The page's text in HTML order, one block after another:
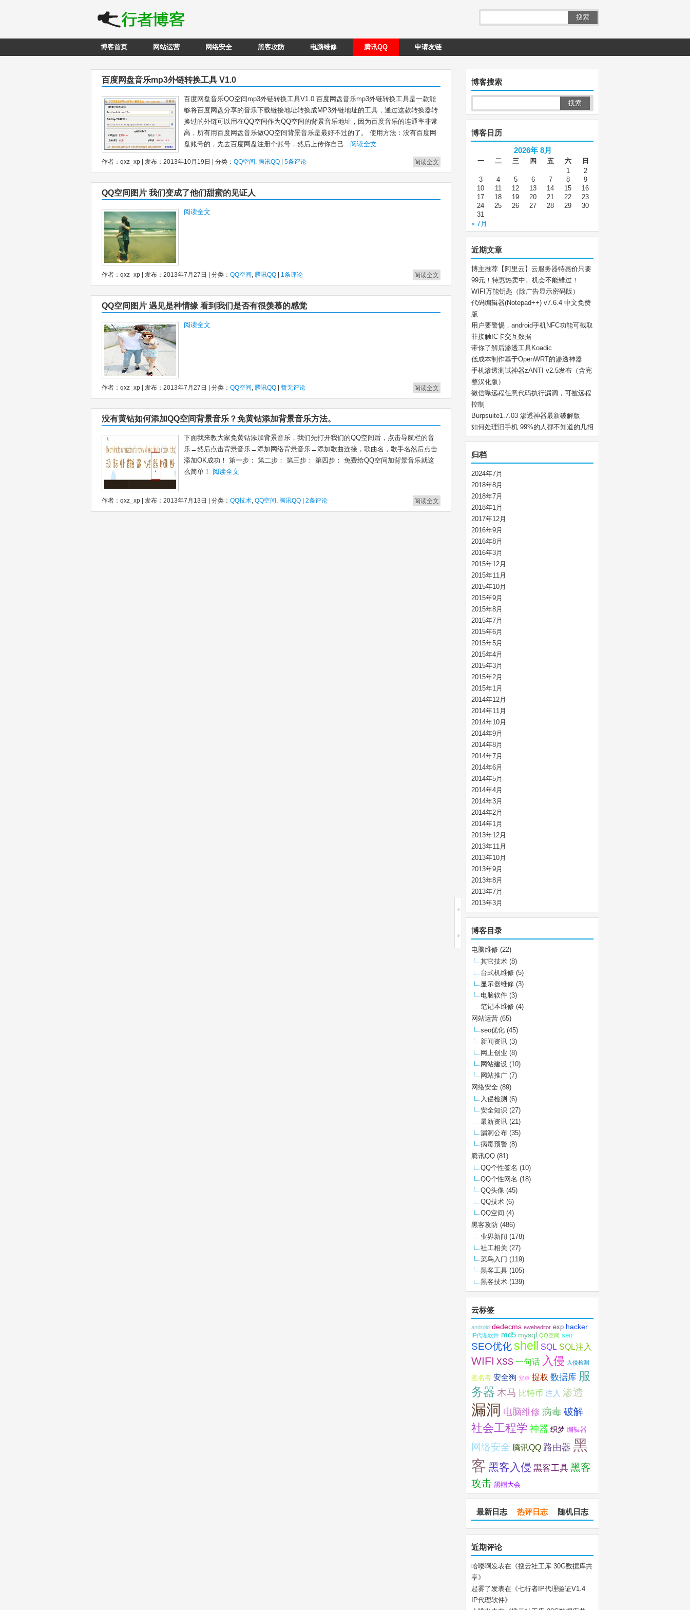
搜索
博客首页 网站运营 网络安全 黑客攻防 电脑维修 腾讯QQ 申请友链
百度网盘音乐mp3外链转换工具 V1.0
百度网盘音乐QQ空间mp3外链转换工具V1.0 百度网盘音乐mp3外链转换工具是一款能
够将百度网盘分享的音乐下载链接地址转换成MP3外链地址的工具，通过这款转换器转
换过的外链可以用在QQ空间作为QQ空间的背景音乐地址，因为百度音乐的连通率非常
高，所有用百度网盘音乐做QQ空间背景音乐是最好不过的了。 使用方法：没有百度网
盘账号的，先去百度网盘注册个账号，然后上传你自己...阅读全文
作者：qxz_xp | 发布：2013年10月19日 | 分类： QQ空间, 腾讯QQ 5条评论 阅读全文
QQ空间图片 我们变成了他们甜蜜的见证人
阅读全文
作者：qxz_xp | 发布：2013年7月27日 | 分类： QQ空间, 腾讯QQ 1条评论 阅读全文
QQ空间图片 遇见是种情缘 看到我们是否有很羡慕的感觉
阅读全文
作者：qxz_xp | 发布：2013年7月27日 | 分类： QQ空间, 腾讯QQ 暂无评论 阅读全文
没有黄钻如何添加QQ空间背景音乐？免黄钻添加背景音乐方法。
下面我来教大家免黄钻添加背景音乐，我们先打开我们的QQ空间后，点击导航栏的音
乐→然后点击背景音乐→添加网络背景音乐→添加歌曲连接，歌曲名，歌手名然后点击
添加OK成功！ 第一步： 第二步： 第三步： 第四步： 免费给QQ空间加背景音乐就这
么简单！ 阅读全文
作者：qxz_xp | 发布：2013年7月13日 | 分类： QQ技术, QQ空间, 腾讯QQ 2条评论 阅读全文
博客搜索
博客日历
2026年 8月
一 二 三 四 五 六
日
1
2
3
4 5 6 7 8
9
10
11 12 13 14 15
16
17
18 19 20 21 22
23
24
25 26 27 28 29
30
31
« 7月
近期文章
博主推荐【阿里云】云服务器特惠价只要
99元！特惠热卖中。机会不能错过！
WIFI万能钥匙（除广告显示密码版）
代码编辑器(Notepad++) v7.6.4 中文免费
版
用户要警惕，android手机NFC功能可截取
非接触IC卡交互数据
带你了解后渗透工具Koadic
低成本制作基于OpenWRT的渗透神器
手机渗透测试神器zANTI v2.5发布（含完
整汉化版）
微信曝远程任意代码执行漏洞，可被远程
控制
Burpsuite1.7.03 渗透神器最新破解版
如何处理旧手机 99%的人都不知道的几招
归档
2024年7月
2018年8月
2018年7月
2018年1月
2017年12月
2016年9月
2016年8月
2016年3月
2015年12月
2015年11月
2015年10月
2015年9月
2015年8月
2015年7月
2015年6月
2015年5月
2015年4月
2015年3月
2015年2月
2015年1月
2014年12月
2014年11月
2014年10月
2014年9月
2014年8月
2014年7月
2014年6月
2014年5月
2014年4月
2014年3月
2014年2月
2014年1月
2013年12月
2013年11月
2013年10月
2013年9月
2013年8月
2013年7月
2013年3月
博客目录
电脑维修 (22)
其它技术 (8)
台式机维修 (5)
显示器维修 (3)
电脑软件 (3)
笔记本维修 (4)
网站运营 (65)
seo优化 (45)
新闻资讯 (3)
网上创业 (8)
网站建设 (10)
网站推广 (7)
网络安全 (89)
入侵检测 (6)
安全知识 (27)
最新资讯 (21)
漏洞公布 (35)
病毒预警 (8)
腾讯QQ (81)
QQ个性签名 (10)
QQ个性网名 (18)
QQ头像 (45)
QQ技术 (6)
QQ空间 (4)
黑客攻防 (486)
业界新闻 (178)
社工相关 (27)
菜鸟入门 (119)
黑客工具 (105)
黑客技术 (139)
云标签
android dedecms ewebeditor exp hacker
IP代理软件 md5 mysql QQ空间 seo
SEO优化shell SQL SQL注入
WIFI XSS 一句话 入侵 入侵检测
匿名者 安全狗 安卓 提权 数据库 服
务器 木马 比特币 注入 渗透
漏洞 电脑维修 病毒 破解
社会工程学 神器 织梦 编辑器
网络安全 腾讯QQ 路由器 黑
客 黑客入侵 黑客工具 黑客
攻击 黑帽大会
最新日志 热评日志 随机日志
近期评论
哈喽啊发表在《搜云社工库 30G数据库共
享》
起雾了发表在《七行者IP代理验证V1.4
IP代理软件》